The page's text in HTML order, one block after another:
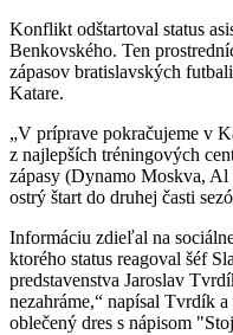
Konflikt odštartoval status
Benkovského. Ten
zápasov bratislavských
Katare.
„V príprave pokračujeme v
z najlepších tréningových
zápasy (Dynamo Moskva,
ostrý štart do druhej časti
Informáciu zdieľal na
ktorého status reagoval šéf
predstavenstva Jaroslav
nezahráme,“ napísal Tvrdík
oblečený dres s nápisom